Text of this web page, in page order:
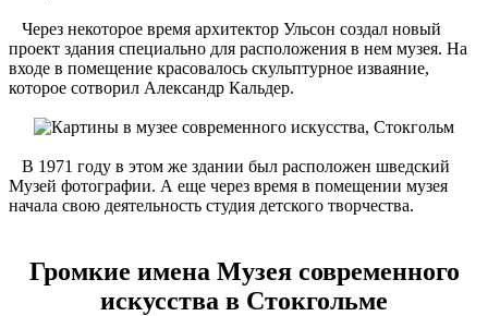
Через некоторое время архитектор Ульсон создал новый
проект здания специально для расположения в нем музея. На
входе в помещение красовалось скульптурное изваяние,
которое сотворил Александр Кальдер.
В 1971 году в этом же здании был расположен шведский
Музей фотографии. А еще через время в помещении музея
начала свою деятельность студия детского творчества.
Громкие имена Музея современного
искусства в Стокгольме